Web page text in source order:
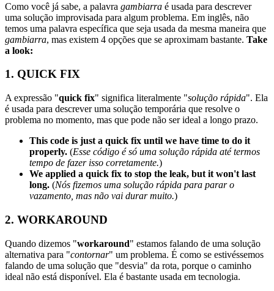
Como você já sabe, a palavra gambiarra é usada para descrever
uma solução improvisada para algum problema. Em inglês, não
temos uma palavra específica que seja usada da mesma maneira que
gambiarra, mas existem 4 opções que se aproximam bastante. Take
a look:
1. QUICK FIX
A expressão "quick fix" significa literalmente "solução rápida". Ela
é usada para descrever uma solução temporária que resolve o
problema no momento, mas que pode não ser ideal a longo prazo.
This code is just a quick fix until we have time to do it
properly. (Esse código é só uma solução rápida até termos
tempo de fazer isso corretamente.)
We applied a quick fix to stop the leak, but it won't last
long. (Nós fizemos uma solução rápida para parar o
vazamento, mas não vai durar muito.)
2. WORKAROUND
Quando dizemos "workaround" estamos falando de uma solução
alternativa para "contornar" um problema. É como se estivéssemos
falando de uma solução que "desvia" da rota, porque o caminho
ideal não está disponível. Ela é bastante usada em tecnologia.